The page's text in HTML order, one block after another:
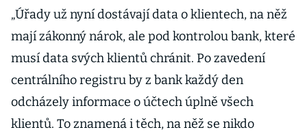
„Úřady už nyní dostávají data o klientech, na něž
mají zákonný nárok, ale pod kontrolou bank, které
musí data svých klientů chránit. Po zavedení
centrálního registru by z bank každý den
odcházely informace o účtech úplně všech
klientů. To znamená i těch, na něž se nikdo